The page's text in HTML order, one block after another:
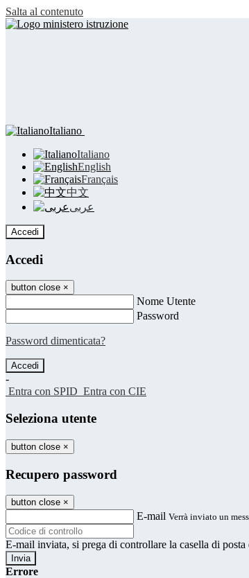
Salta al contenuto
Italiano
Italiano
English
Français
中文
عربى
Accedi
Accedi
button close ×
Nome Utente
Password
Password dimenticata?
-
Entra con SPID Entra con CIE
Seleziona utente
button close ×
Recupero password
button close ×
E-mail Verrà inviato un
E-mail inviata, si prega di controllare la casella di posta
Errore